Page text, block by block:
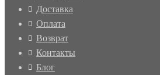
Доставка
Оплата
Возврат
Контакты
Блог